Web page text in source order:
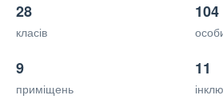
28
класів
104
9
приміщень
11